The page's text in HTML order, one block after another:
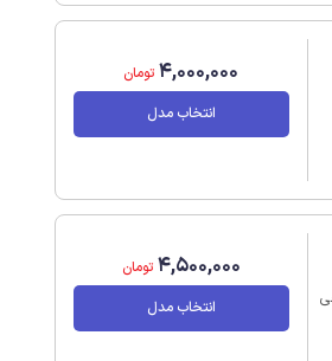
4,000,000 تومان
انتخاب مدل
4,500,000 تومان
انتخاب مدل